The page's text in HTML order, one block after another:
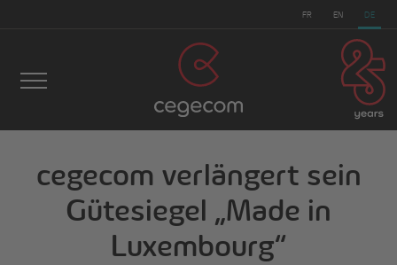
FR EN DE
cegecom>Nachrichten>cegecom verlängert sein
Gütesiegel „Made in Luxembourg“
cegecom verlängert sein
Gütesiegel „Made in
Luxembourg“